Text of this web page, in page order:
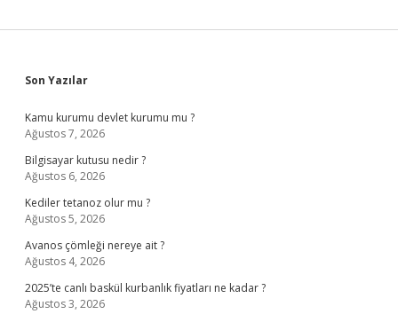
Sidebar
Son Yazılar
Kamu kurumu devlet kurumu mu ?
Ağustos 7, 2026
Bilgisayar kutusu nedir ?
Ağustos 6, 2026
Kediler tetanoz olur mu ?
Ağustos 5, 2026
Avanos çömleği nereye ait ?
Ağustos 4, 2026
2025’te canlı baskül kurbanlık fiyatları ne kadar ?
Ağustos 3, 2026